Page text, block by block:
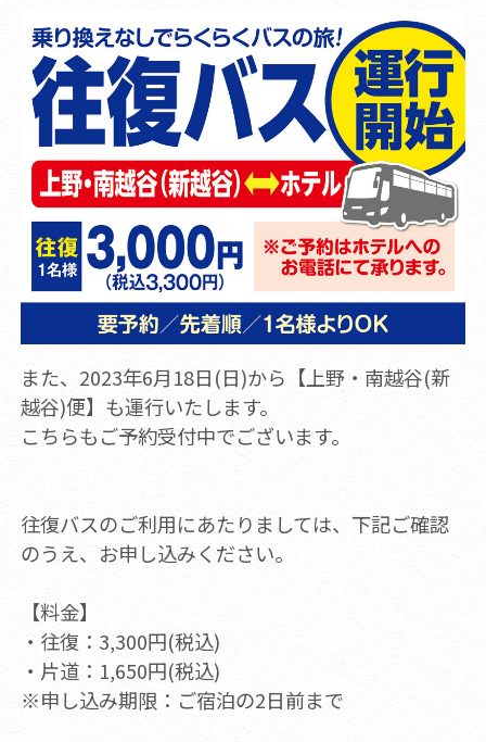
また、2023年6月18日(日)から【上野・南越谷(新
越谷)便】も運行いたします。
こちらもご予約受付中でございます。
往復バスのご利用にあたりましては、下記ご確認
のうえ、お申し込みください。
【料金】
・往復：3,300円(税込)
・片道：1,650円(税込)
※申し込み期限：ご宿泊の2日前まで